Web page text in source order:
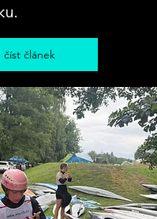
číst článek